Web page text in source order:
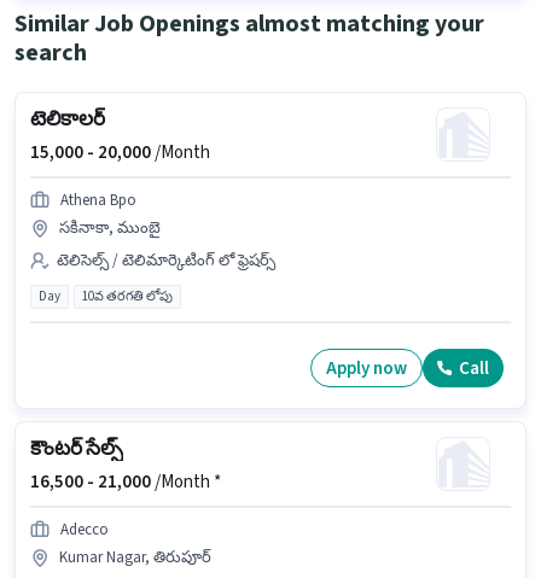
Similar Job Openings almost matching your
search
టెలికాలర్
15,000 - 20,000/Month
Athena Bpo
సకినాకా, ముంబై
టెలిసెల్స్ / టెలిమార్కెటింగ్ లో ఫ్రెషర్స్
Day 10వ తరగతి లోపు
Apply now Call
కౌంటర్ సేల్స్
16,500 - 21,000/Month *
Adecco
Kumar Nagar, తిరుపూర్